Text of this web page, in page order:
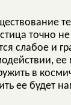
точно
слабое и
в
ее будет